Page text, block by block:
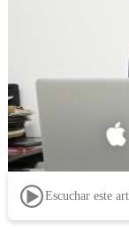
Escuchar este